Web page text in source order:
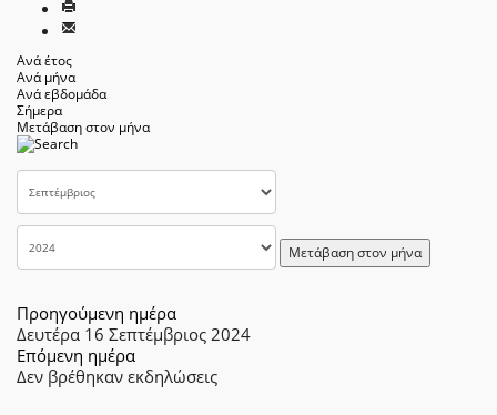
Ανά έτος
Ανά μήνα
Ανά εβδομάδα
Σήμερα
Μετάβαση στον μήνα
Μετάβαση στον μήνα
Προηγούμενη ημέρα
Δευτέρα 16 Σεπτέμβριος 2024
Επόμενη ημέρα
Δεν βρέθηκαν εκδηλώσεις